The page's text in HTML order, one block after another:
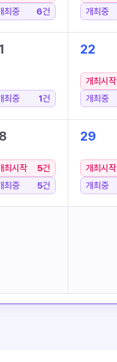
최중
6건
개최중
최중 1건
22
개최시작
개최중
최시작 5건
최중
5건
29
개최시작
개최중